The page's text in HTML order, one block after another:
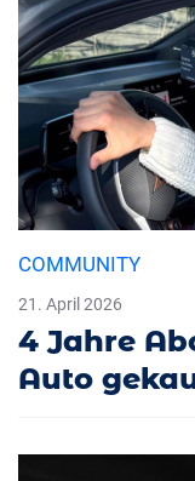
COMMUNITY
21. April 2026
4 Jahre
Auto